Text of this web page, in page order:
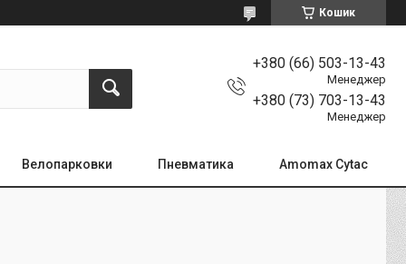
Кошик
+380 (66) 503-13-43
Менеджер
+380 (73) 703-13-43
Менеджер
Велопарковки Пневматика Amomax Cytac